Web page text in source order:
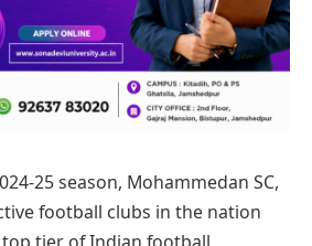
25 season, Mohammedan SC,
football clubs in the nation